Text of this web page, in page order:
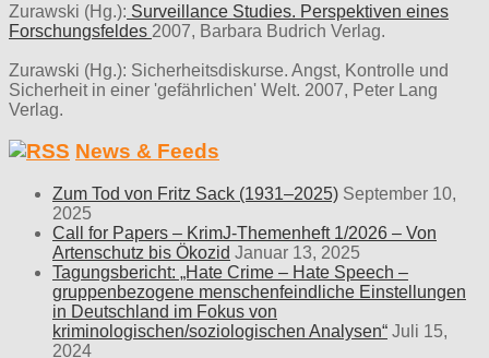
Zurawski (Hg.): Surveillance Studies. Perspektiven eines
Forschungsfeldes 2007, Barbara Budrich Verlag.
Zurawski (Hg.): Sicherheitsdiskurse. Angst, Kontrolle und
Sicherheit in einer 'gefährlichen' Welt. 2007, Peter Lang
Verlag.
News & Feeds
Zum Tod von Fritz Sack (1931–2025) September 10,
2025
Call for Papers – KrimJ-Themenheft 1/2026 – Von
Artenschutz bis Ökozid Januar 13, 2025
Tagungsbericht: „Hate Crime – Hate Speech –
gruppenbezogene menschenfeindliche Einstellungen
in Deutschland im Fokus von
kriminologischen/soziologischen Analysen“ Juli 15,
2024